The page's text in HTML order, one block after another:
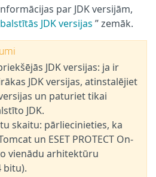
par JDK versijām,
JDK versijas ” zemāk.
JDK versijas: ja ir
JDK versijas, atinstalējiet
un paturiet tikai
JDK.
skaitu: pārliecinieties, ka
un ESET PROTECT On-
vienādu arhitektūru
bitu).